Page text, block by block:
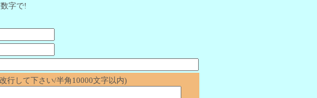
字で!
行して下さい/半角10000文字以内)